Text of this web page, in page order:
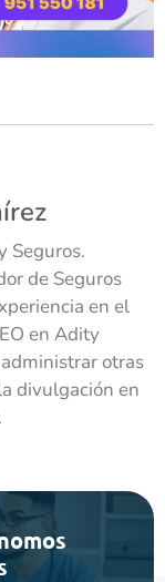
Seguros.
de Seguros
en el
en Adity
otras
divulgación en